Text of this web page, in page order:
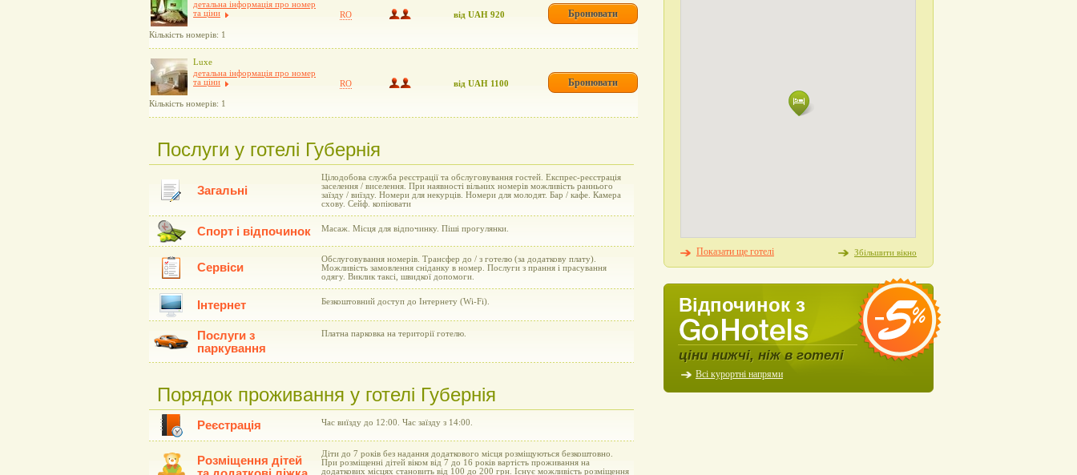
детальна інформація про номер
та ціни
Кількість номерів: 1
RO від UAH 920 Бронювати
Luxe
детальна інформація про номер
та ціни
Кількість номерів: 1
RO від UAH 1100 Бронювати
Послуги у готелі Губернія
Загальні
Цілодобова служба реєстрації та обслуговування гостей. Експрес-реєстрація
заселення / виселення. При наявності вільних номерів можливість раннього
заїзду / виїзду. Номери для некурців. Номери для молодят. Бар / кафе. Камера
схову. Сейф. копіювати
Спорт і відпочинок Масаж. Місця для відпочинку. Піші прогулянки.
Сервіси
Обслуговування номерів. Трансфер до / з готелю (за додаткову плату).
Можливість замовлення сніданку в номер. Послуги з прання і прасування
одягу. Виклик таксі, швидкої допомоги.
Інтернет Безкоштовний доступ до Інтернету (Wi-Fi).
Послуги з
паркування
Платна парковка на території готелю.
Порядок проживання у готелі Губернія
Реєстрація Час виїзду до 12:00. Час заїзду з 14:00.
Розміщення дітей
Діти до 7 років без надання додаткового місця розміщуються безкоштовно.
При розміщенні дітей віком від 7 до 16 років вартість проживання на
додаткових місцях становить від 100 до 200 грн. Існує можливість розміщення
Показати ще готелі Збільшити вікно
Відпочинок з
ціни нижчі, ніж в готелі
Всі курортні напрями